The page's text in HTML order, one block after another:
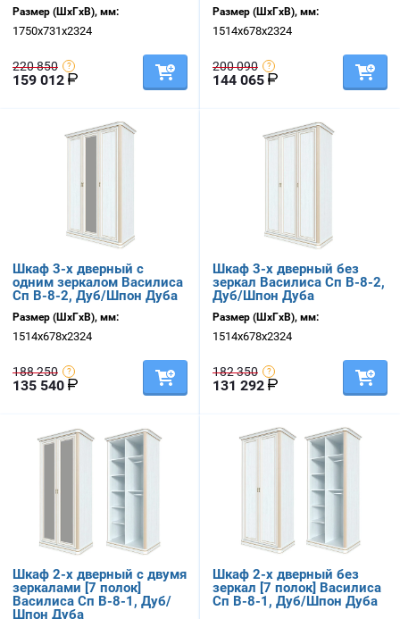
Размер (ШхГхВ), мм:
1750х731х2324
220 850
159 012
Размер (ШхГхВ), мм:
1514х678х2324
200 090
144 065
Шкаф 3-х дверный с
одним зеркалом Василиса
Сп В-8-2, Дуб/Шпон Дуба
Размер (ШхГхВ), мм:
1514х678х2324
188 250
135 540
Шкаф 3-х дверный без
зеркал Василиса Сп В-8-2,
Дуб/Шпон Дуба
Размер (ШхГхВ), мм:
1514х678х2324
182 350
131 292
Шкаф 2-х дверный с двумя
зеркалами [7 полок]
Василиса Сп В-8-1, Дуб/
Шпон Дуба
Шкаф 2-х дверный без
зеркал [7 полок] Василиса
Сп В-8-1, Дуб/Шпон Дуба